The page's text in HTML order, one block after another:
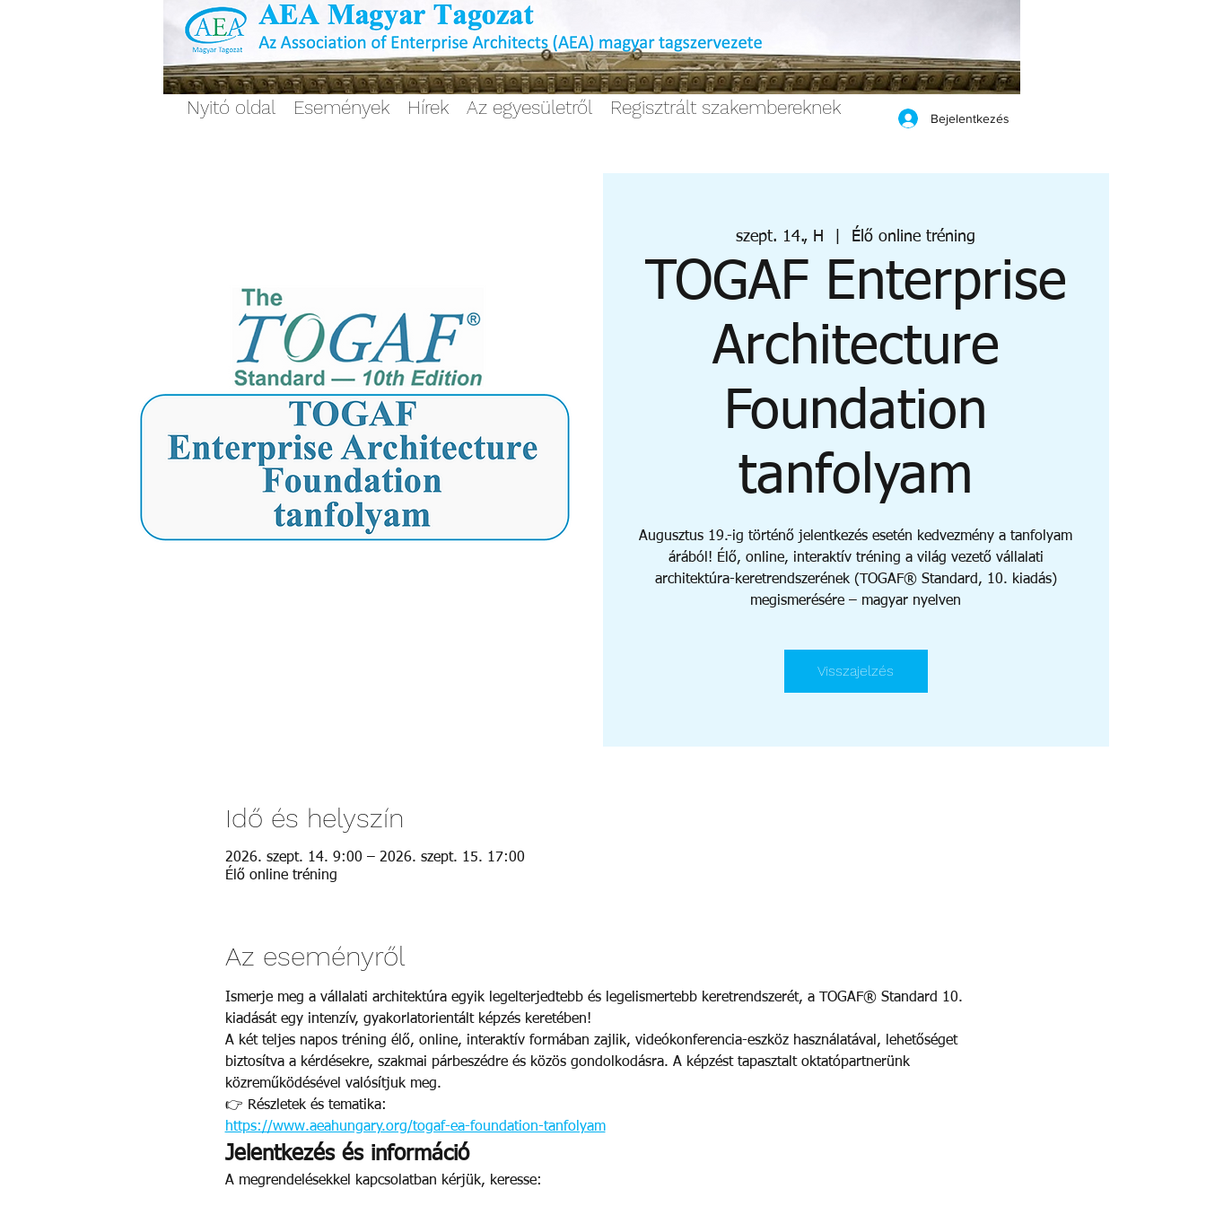
Nyitó oldal Események Hírek Az egyesületről Regisztrált szakembereknek Bejelentkezés
szept. 14., H Élő online tréning
TOGAF Enterprise
Architecture
Foundation
tanfolyam
Augusztus 19.-ig történő jelentkezés esetén kedvezmény a tanfolyam
árából! Élő, online, interaktív tréning a világ vezető vállalati
architektúra-keretrendszerének (TOGAF® Standard, 10. kiadás)
megismerésére – magyar nyelven
Visszajelzés
Idő és helyszín
2026. szept. 14. 9:00 – 2026. szept. 15. 17:00
Élő online tréning
Az eseményről
Ismerje meg a vállalati architektúra egyik legelterjedtebb és legelismertebb keretrendszerét, a TOGAF® Standard 10.
kiadását egy intenzív, gyakorlatorientált képzés keretében!
A két teljes napos tréning élő, online, interaktív formában zajlik, videókonferencia-eszköz használatával, lehetőséget
biztosítva a kérdésekre, szakmai párbeszédre és közös gondolkodásra. A képzést tapasztalt oktatópartnerünk
közreműködésével valósítjuk meg.
👉 Részletek és tematika:
https://www.aeahungary.org/togaf-ea-foundation-tanfolyam
Jelentkezés és információ
A megrendelésekkel kapcsolatban kérjük, keresse: